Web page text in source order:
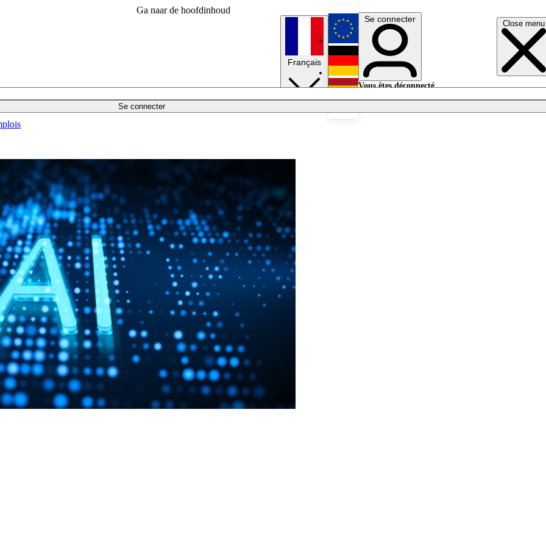
Ga naar de hoofdinhoud
Close menu
Se connecter
Français
English
Deutsch
Se connecter
Vous êtes déconnecté.